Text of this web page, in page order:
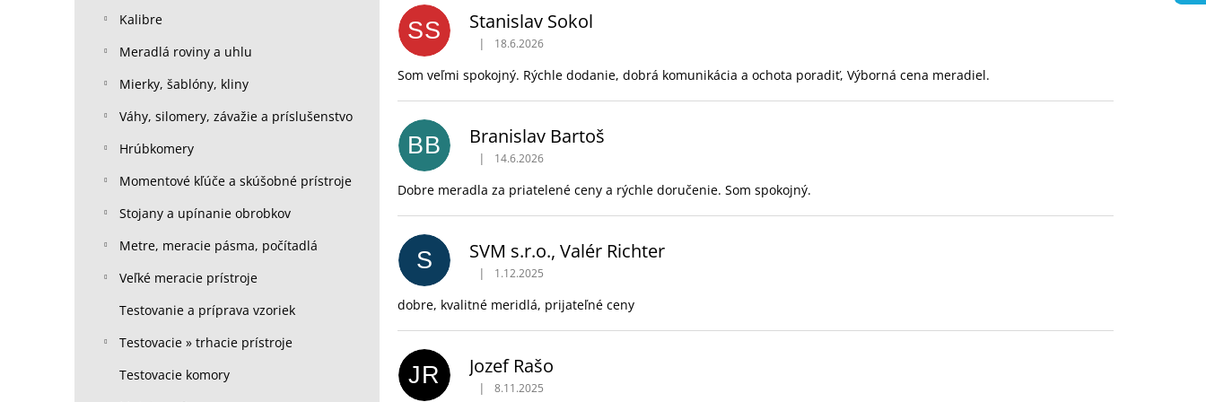
Kalibre
Meradlá roviny a uhlu
Mierky, šablóny, kliny
Váhy, silomery, závažie a príslušenstvo
Hrúbkomery
Momentové kľúče a skúšobné prístroje
Stojany a upínanie obrobkov
Metre, meracie pásma, počítadlá
Veľké meracie prístroje
Testovanie a príprava vzoriek
Testovacie » trhacie prístroje
Testovacie komory
p
i
s
h
o
d
n
o
t
e
n
í
SS Stanislav Sokol
Hodnotenie obchodu je 5 z 5 hviezdičiek.
| 18.6.2026
Som veľmi spokojný. Rýchle dodanie, dobrá komunikácia a ochota poradiť, Výborná cena meradiel.
BB Branislav Bartoš
Hodnotenie obchodu je 5 z 5 hviezdičiek.
| 14.6.2026
Dobre meradla za priatelené ceny a rýchle doručenie. Som spokojný.
S SVM s.r.o., Valér Richter
Hodnotenie obchodu je 5 z 5 hviezdičiek.
| 1.12.2025
dobre, kvalitné meridlá, prijateľné ceny
JR Jozef Rašo
Hodnotenie obchodu je 5 z 5 hviezdičiek.
| 8.11.2025